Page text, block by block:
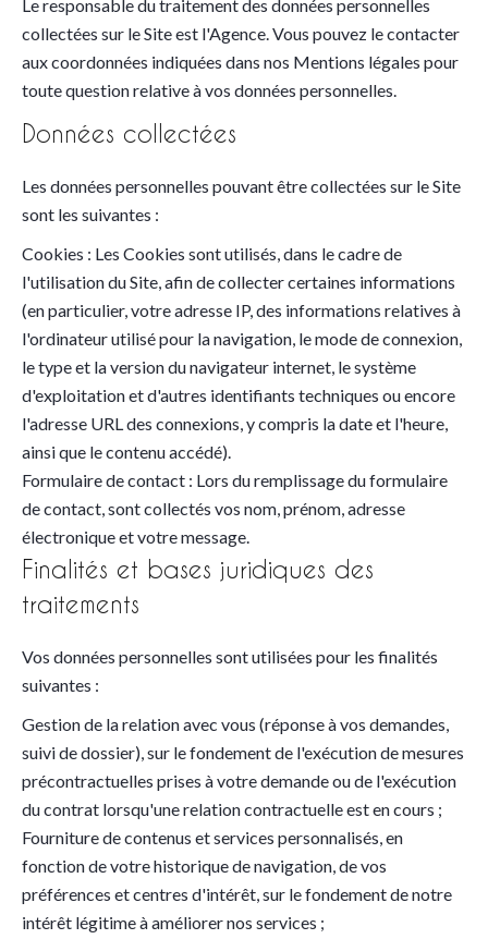
Le responsable du traitement des données personnelles
collectées sur le Site est l'Agence. Vous pouvez le contacter
aux coordonnées indiquées dans nos Mentions légales pour
toute question relative à vos données personnelles.
Données collectées
Les données personnelles pouvant être collectées sur le Site
sont les suivantes :
Cookies : Les Cookies sont utilisés, dans le cadre de
l'utilisation du Site, afin de collecter certaines informations
(en particulier, votre adresse IP, des informations relatives à
l'ordinateur utilisé pour la navigation, le mode de connexion,
le type et la version du navigateur internet, le système
d'exploitation et d'autres identifiants techniques ou encore
l'adresse URL des connexions, y compris la date et l'heure,
ainsi que le contenu accédé).
Formulaire de contact : Lors du remplissage du formulaire
de contact, sont collectés vos nom, prénom, adresse
électronique et votre message.
Finalités et bases juridiques des
traitements
Vos données personnelles sont utilisées pour les finalités
suivantes :
Gestion de la relation avec vous (réponse à vos demandes,
suivi de dossier), sur le fondement de l'exécution de mesures
précontractuelles prises à votre demande ou de l'exécution
du contrat lorsqu'une relation contractuelle est en cours ;
Fourniture de contenus et services personnalisés, en
fonction de votre historique de navigation, de vos
préférences et centres d'intérêt, sur le fondement de notre
intérêt légitime à améliorer nos services ;